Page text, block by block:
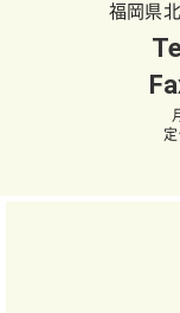
福岡県